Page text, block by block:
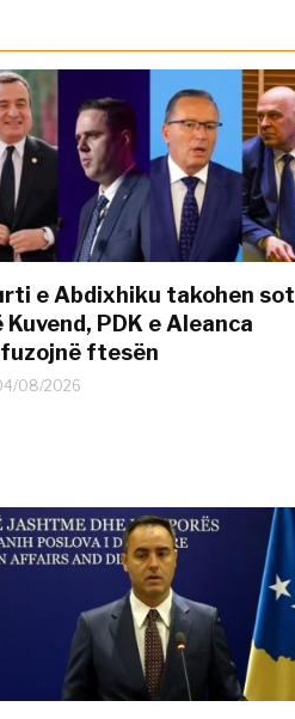
e Abdixhiku takohen sot
Kuvend, PDK e Aleanca
ftesën
08/2026